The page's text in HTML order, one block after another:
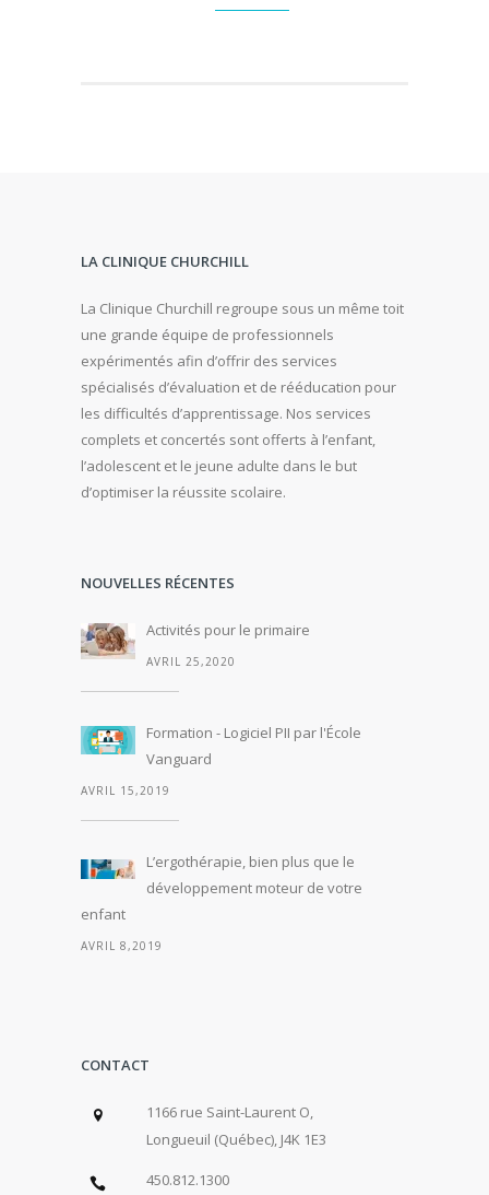
LA CLINIQUE CHURCHILL
La Clinique Churchill regroupe sous un même toit
une grande équipe de professionnels
expérimentés afin d’offrir des services
spécialisés d’évaluation et de rééducation pour
les difficultés d’apprentissage. Nos services
complets et concertés sont offerts à l’enfant,
l’adolescent et le jeune adulte dans le but
d’optimiser la réussite scolaire.
NOUVELLES RÉCENTES
Activités pour le primaire
AVRIL 25,2020
Formation - Logiciel PII par l'École
Vanguard
AVRIL 15,2019
L’ergothérapie, bien plus que le
développement moteur de votre
enfant
AVRIL 8,2019
CONTACT
1166 rue Saint-Laurent O,
Longueuil (Québec), J4K 1E3
450.812.1300